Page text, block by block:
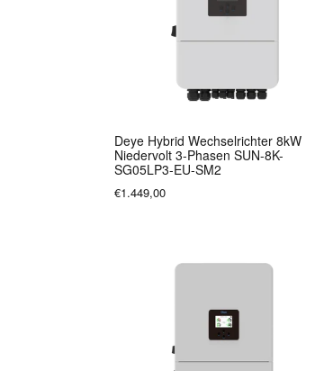
Deye Hybrid Wechselrichter 8kW
Niedervolt 3-Phasen SUN-8K-
SG05LP3-EU-SM2
€1.449,00